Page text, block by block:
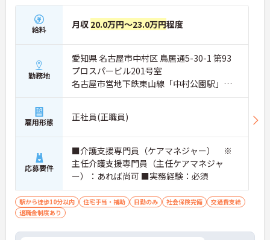
給料 月収 20.0万円～23.0万円程度
勤務地
愛知県 名古屋市中村区 鳥居通5-30-1 第93
プロスパービル201号室
名古屋市営地下鉄東山線「中村公園駅」徒
歩2分
雇用形態 正社員(正職員)
応募要件
■介護支援専門員（ケアマネジャー） ※
主任介護支援専門員（主任ケアマネジャ
ー）：あれば尚可 ■実務経験：必須
駅から徒歩10分以内 住宅手当・補助 日勤のみ 社会保険完備
交通費支給
退職金制度あり